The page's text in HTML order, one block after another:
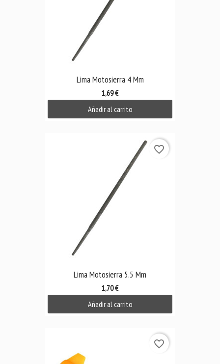
Lima Motosierra 4 Mm
1,69 €
Añadir al carrito
Lima Motosierra 5.5 Mm
1,70 €
Añadir al carrito
favorite_border
favorite_border